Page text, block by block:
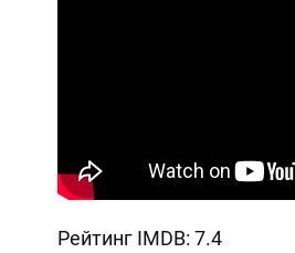
Рейтинг IMDB: 7.4